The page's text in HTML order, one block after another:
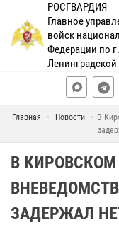
РОСГВАРДИЯ
Главное
войск
Федерации по
Ленинградской
Главная Новости
В
В
ЗАДЕРЖАЛ